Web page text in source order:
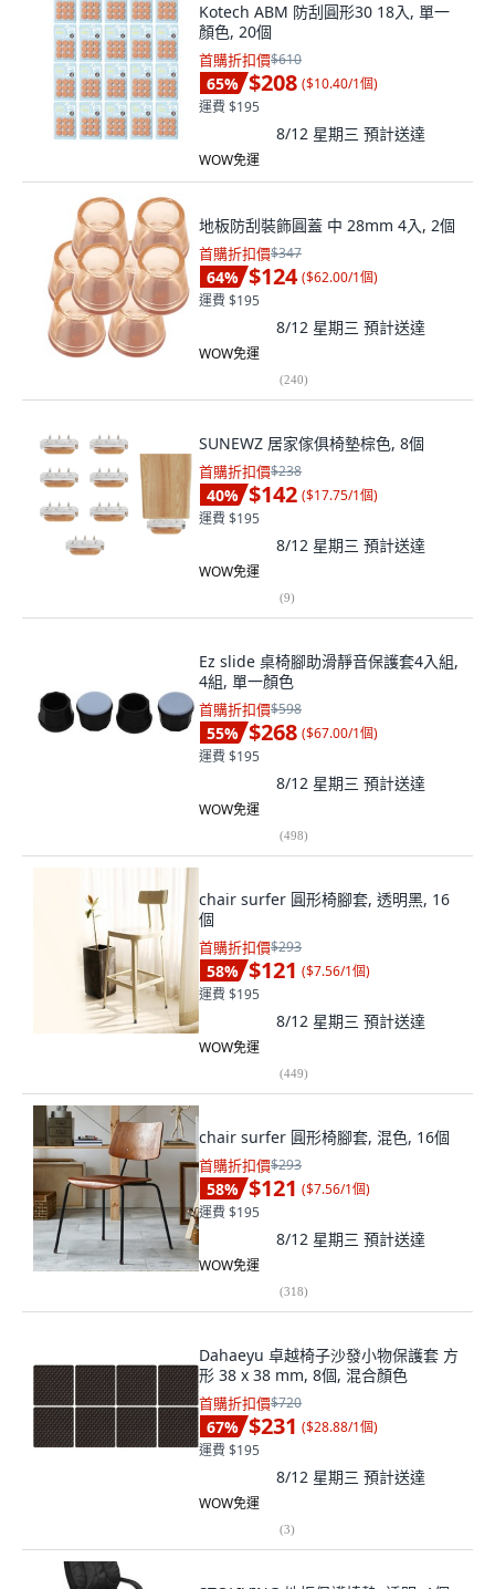
Kotech ABM 防刮圓形30 18入, 單一
顏色, 20個
首購折扣價$610
65% $208 ($10.40/1個)
運費 $195
8/12 星期三 預計送達
WOW免運
地板防刮裝飾圓蓋 中 28mm 4入, 2個
首購折扣價$347
64% $124 ($62.00/1個)
運費 $195
8/12 星期三 預計送達
WOW免運
(240)
SUNEWZ 居家傢俱椅墊棕色, 8個
首購折扣價$238
40% $142 ($17.75/1個)
運費 $195
8/12 星期三 預計送達
WOW免運
(9)
Ez slide 桌椅腳助滑靜音保護套4入組,
4組, 單一顏色
首購折扣價$598
55% $268 ($67.00/1個)
運費 $195
8/12 星期三 預計送達
WOW免運
(498)
chair surfer 圓形椅腳套, 透明黑, 16
個
首購折扣價$293
58% $121 ($7.56/1個)
運費 $195
8/12 星期三 預計送達
WOW免運
(449)
chair surfer 圓形椅腳套, 混色, 16個
首購折扣價$293
58% $121 ($7.56/1個)
運費 $195
8/12 星期三 預計送達
WOW免運
(318)
Dahaeyu 卓越椅子沙發小物保護套 方
形 38 x 38 mm, 8個, 混合顏色
首購折扣價$720
67% $231 ($28.88/1個)
運費 $195
8/12 星期三 預計送達
WOW免運
(3)